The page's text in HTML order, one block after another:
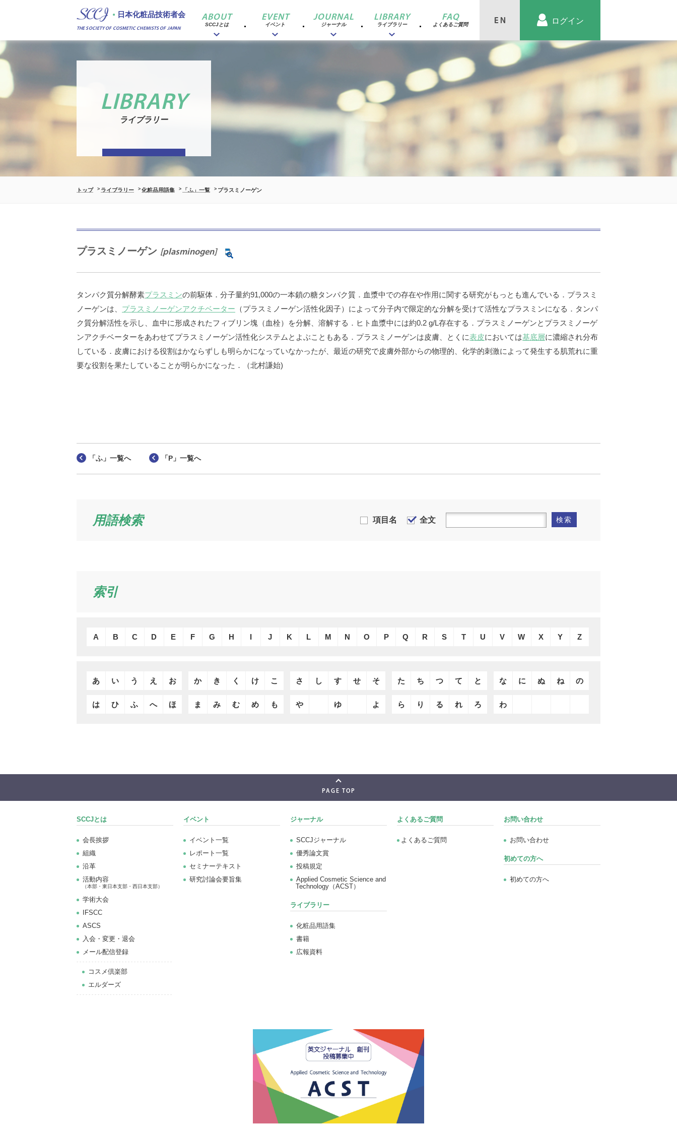
日本化粧品技術者会
THE SOCIETY OF COSMETIC CHEMISTS OF JAPAN
ログイン
ABOUT
SCCJとは
EVENT
イベント
JOURNAL
ジャーナル
LIBRARY
ライブラリー
FAQ
よくあるご質問
LIBRARY
ライブラリー
トップ ライブラリー 化粧品用語集 「ふ」一覧 プラスミノーゲン
プラスミノーゲン [plasminogen]
タンパク質分解酵素プラスミンの前駆体．分子量約91,000の一本鎖の糖タンパク質．血漿中での存在や作用に関する研究がもっとも進んでいる．プラスミ
ノーゲンは、 プラスミノーゲンアクチベーター （プラスミノーゲン活性化因子）によって分子内で限定的な分解を受けて活性なプラスミンになる．タンパ
ク質分解活性を示し、血中に形成されたフィブリン塊（血栓）を分解、溶解する．ヒト血漿中には約0.2 g/L存在する．プラスミノーゲンとプラスミノーゲ
ンアクチベーターをあわせてプラスミノーゲン活性化システムとよぶこともある．プラスミノーゲンは皮膚、とくに表皮においては基底層に濃縮され分布
している．皮膚における役割はかならずしも明らかになっていなかったが、最近の研究で皮膚外部からの物理的、化学的刺激によって発生する肌荒れに重
要な役割を果たしていることが明らかになった．（北村謙始)
「ふ」一覧へ 「P」一覧へ
用語検索 項目名 全文 検索
索引
A B C D E F G H I J K L M N O P Q R S T U V W X Y Z
あ い う え お か き く け こ さ し す せ そ た ち つ て と な に ぬ ね の
は ひ ふ へ ほ ま み む め も や ゆ よ ら り る れ ろ わ
PAGE TOP
SCCJとは
会長挨拶
組織
沿革
活動内容
（本部・東日本支部・西日本支部）
学術大会
IFSCC
ASCS
⼊会・変更・退会
メール配信登録
コスメ倶楽部
エルダーズ
イベント
イベント一覧
レポート一覧
セミナーテキスト
研究討論会要旨集
ジャーナル
SCCJジャーナル
優秀論文賞
投稿規定
Applied Cosmetic Science and
Technology（ACST）
ライブラリー
化粧品用語集
書籍
広報資料
よくあるご質問
よくあるご質問
お問い合わせ
お問い合わせ
初めての方へ
初めての方へ